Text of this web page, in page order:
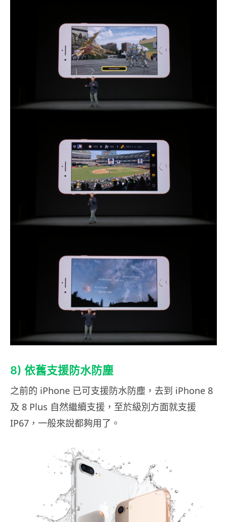
8) 依舊支援防水防塵
之前的 iPhone 已可支援防水防塵，去到 iPhone 8
及 8 Plus 自然繼續支援，至於級別方面就支援
IP67，一般來說都夠用了。